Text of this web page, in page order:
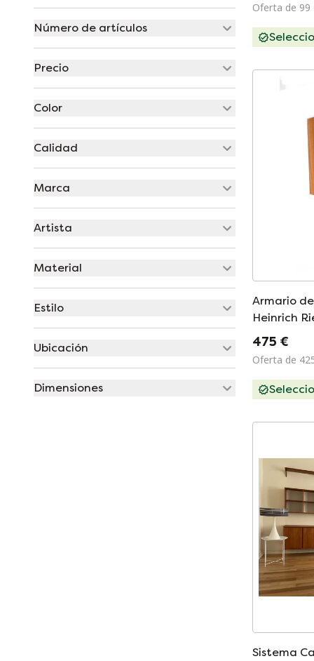
Número de artículos
Precio
Color
Calidad
Marca
Artista
Material
Estilo
Ubicación
Dimensiones
Oferta de 99
Armario
Heinrich
475 €
Oferta de
Sistema